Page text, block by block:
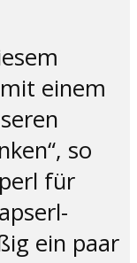
einem
so
für
ein paar